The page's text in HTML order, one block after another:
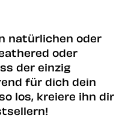
natürlichen oder
oder
der einzig
für dich dein
los, kreiere ihn dir